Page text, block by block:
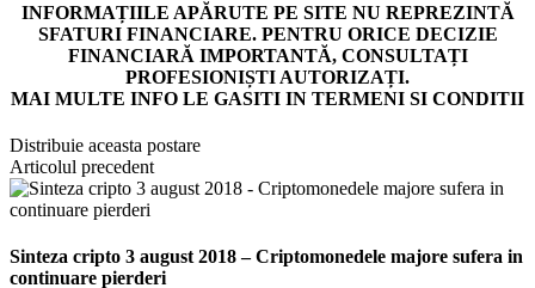
INFORMAȚIILE APĂRUTE PE SITE NU REPREZINTĂ
SFATURI FINANCIARE. PENTRU ORICE DECIZIE
FINANCIARĂ IMPORTANTĂ, CONSULTAȚI
PROFESIONIȘTI AUTORIZAȚI.
MAI MULTE INFO LE GASITI IN TERMENI SI CONDITII
Distribuie aceasta postare
Articolul precedent
Sinteza cripto 3 august 2018 – Criptomonedele majore sufera in
continuare pierderi